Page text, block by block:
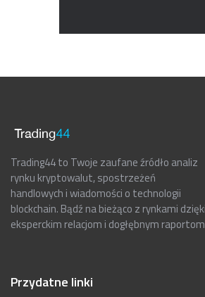
Trading44 to Twoje zaufane źródło analiz
rynku kryptowalut, spostrzeżeń
handlowych i wiadomości o technologii
blockchain. Bądź na bieżąco z rynkami dzięki
eksperckim relacjom i dogłębnym
Przydatne linki